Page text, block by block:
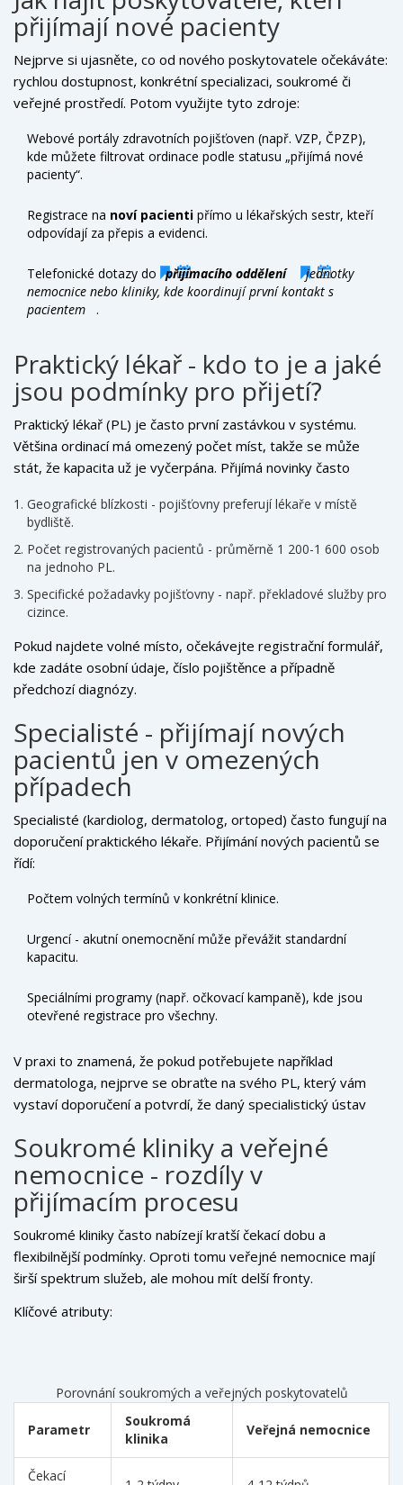
kapacitami a podmínkami. Tento článek vám pomůže
rozplést ten spletitý labyrint a ukáže, kde a jak si můžete
zajistit místo ve zdravotní péči.
přijímají nové pacienty
Nejprve si ujasněte, co od nového poskytovatele očekáváte:
rychlou dostupnost, konkrétní specializaci, soukromé či
veřejné prostředí. Potom využijte tyto zdroje:
Webové portály zdravotních pojišťoven (např. VZP, ČPZP),
kde můžete filtrovat ordinace podle statusu „přijímá nové
pacienty“.
Registrace na noví pacienti přímo u lékařských sestr, kteří
odpovídají za přepis a evidenci.
Telefonické dotazy do přijímacího oddělení
jednotky
nemocnice nebo kliniky, kde koordinují první kontakt s
pacientem
.
Praktický lékař - kdo to je a jaké
jsou podmínky pro přijetí?
Praktický lékař (PL) je často první zastávkou v systému.
Většina ordinací má omezený počet míst, takže se může
stát, že kapacita už je vyčerpána. Přijímá novinky často
Geografické blízkosti - pojišťovny preferují lékaře v místě
bydliště.
Počet registrovaných pacientů - průměrně 1 200-1 600 osob
na jednoho PL.
Specifické požadavky pojišťovny - např. překladové služby pro
cizince.
Pokud najdete volné místo, očekávejte registrační formulář,
kde zadáte osobní údaje, číslo pojištěnce a případně
předchozí diagnózy.
Specialisté - přijímají nových
pacientů jen v omezených
případech
Specialisté (kardiolog, dermatolog, ortoped) často fungují na
doporučení praktického lékaře. Přijímání nových pacientů se
řídí:
Počtem volných termínů v konkrétní klinice.
Urgencí - akutní onemocnění může převážit standardní
kapacitu.
Speciálními programy (např. očkovací kampaně), kde jsou
otevřené registrace pro všechny.
V praxi to znamená, že pokud potřebujete například
dermatologa, nejprve se obraťte na svého PL, který vám
vystaví doporučení a potvrdí, že daný specialistický ústav
Soukromé kliniky a veřejné
nemocnice - rozdíly v
přijímacím procesu
Soukromé kliniky často nabízejí kratší čekací dobu a
flexibilnější podmínky. Oproti tomu veřejné nemocnice mají
širší spektrum služeb, ale mohou mít delší fronty.
Klíčové atributy:
Porovnání soukromých a veřejných poskytovatelů
Parametr
Soukromá
klinika
Veřejná nemocnice
Čekací